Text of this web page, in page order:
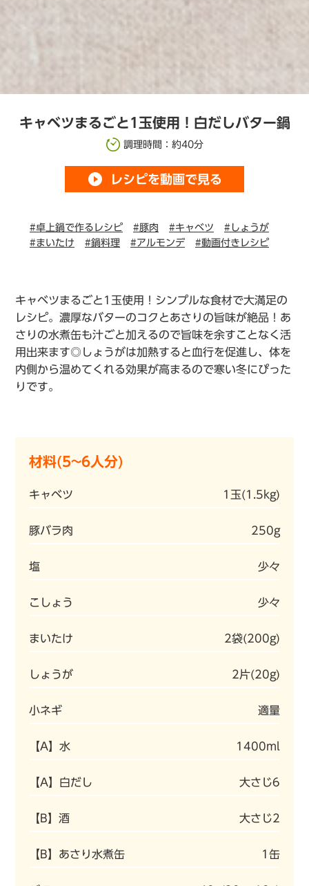
キャベツまるごと1玉使用！白だしバター鍋
調理時間：約40分
play_circle_filled レシピを動画で見る
#卓上鍋で作るレシピ #豚肉 #キャベツ
#しょうが
#まいたけ
#鍋料理 #アルモンデ #動画付きレシピ
キャベツまるごと1玉使用！シンプルな食材で大満足の
レシピ。濃厚なバターのコクとあさりの旨味が絶品！あ
さりの水煮缶も汁ごと加えるので旨味を余すことなく活
用出来ます◎しょうがは加熱すると血行を促進し、体を
内側から温めてくれる効果が高まるので寒い冬にぴった
りです。
材料(5~6人分)
キャベツ 1玉(1.5kg)
豚バラ肉 250g
塩 少々
こしょう 少々
まいたけ 2袋(200g)
しょうが 2片(20g)
小ネギ 適量
【A】水 1400ml
【A】白だし 大さじ6
【B】酒 大さじ2
【B】あさり水煮缶 1缶